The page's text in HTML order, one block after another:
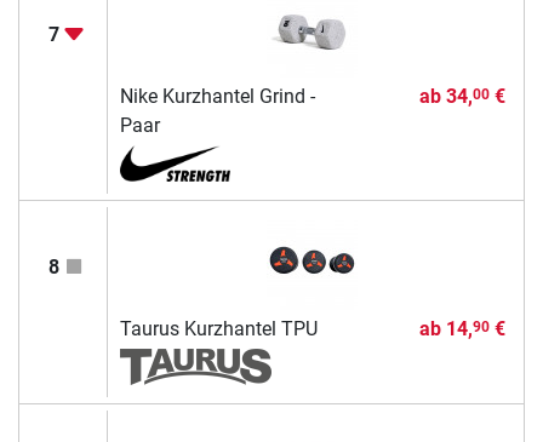
7
Nike Kurzhantel Grind -
Paar
ab 34,00€
8
Taurus Kurzhantel TPU ab 14,90€